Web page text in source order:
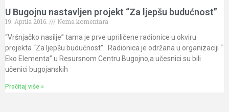
U Bugojnu nastavljen projekt “Za ljepšu budućnost”
19. Aprila 2016.
Nema komentara
“Vršnjačko nasilje” tama je prve upriličene radionice u okviru
projekta “Za ljepšu budućnost”. Radionica je održana u organizaciji “
Eko Elementa” u Resursnom Centru Bugojno,a učesnici su bili
učenici bugojanskih
Pročitaj više »